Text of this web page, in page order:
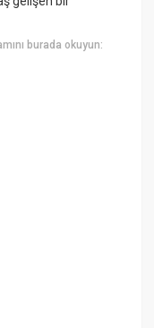
burada okuyun: